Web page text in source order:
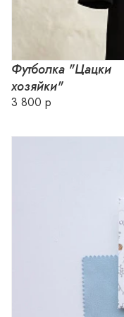
Футболка "Цацки
хозяйки"
3 800 р